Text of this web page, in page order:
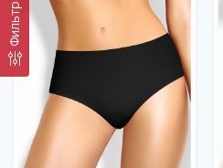
Фильтр